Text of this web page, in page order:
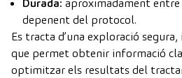
Durada: aproximadament
depenent del protocol.
Es tracta d’una exploració
que permet obtenir informació
optimitzar els resultats del